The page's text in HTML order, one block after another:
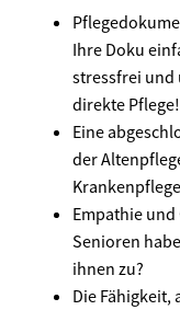
Ihre Doku
stressfrei
direkte Pflege!
Eine
der
Empathie
Senioren
ihnen zu?
Die Fähigkeit,